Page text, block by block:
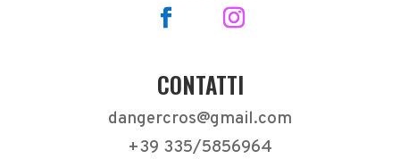
CONTATTI
dangercros@gmail.com
+39 335/5856964